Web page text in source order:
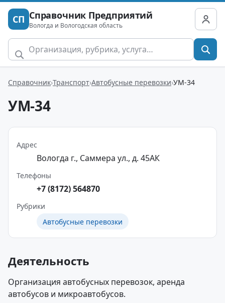
СП Справочник Предприятий
Вологда и Вологодская область
Справочник Транспорт Автобусные перевозки УМ-34
УМ-34
Адрес
Вологда г., Саммера ул., д. 45АК
Телефоны
+7 (8172) 564870
Рубрики
Автобусные перевозки
Деятельность
Организация автобусных перевозок, аренда
автобусов и микроавтобусов.